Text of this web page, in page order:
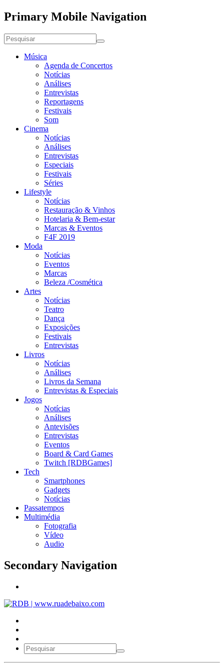
Primary Mobile Navigation
Música
Agenda de Concertos
Notícias
Análises
Entrevistas
Reportagens
Festivais
Som
Cinema
Notícias
Análises
Entrevistas
Especiais
Festivais
Séries
Lifestyle
Notícias
Restauração & Vinhos
Hotelaria & Bem-estar
Marcas & Eventos
F4F 2019
Moda
Notícias
Eventos
Marcas
Beleza /Cosmética
Artes
Notícias
Teatro
Dança
Exposições
Festivais
Entrevistas
Livros
Notícias
Análises
Livros da Semana
Entrevistas & Especiais
Jogos
Notícias
Análises
Antevisões
Entrevistas
Eventos
Board & Card Games
Twitch [RDBGames]
Tech
Smartphones
Gadgets
Notícias
Passatempos
Multimédia
Fotografia
Vídeo
Audio
Secondary Navigation